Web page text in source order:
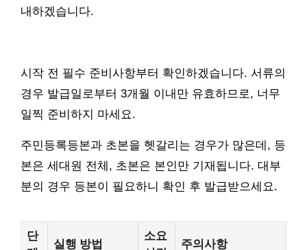
내하겠습니다.
시작 전 필수 준비사항부터 확인하겠습니다. 서류의
경우 발급일로부터 3개월 이내만 유효하므로, 너무
일찍 준비하지 마세요.
주민등록등본과 초본을 헷갈리는 경우가 많은데, 등
본은 세대원 전체, 초본은 본인만 기재됩니다. 대부
분의 경우 등본이 필요하니 확인 후 발급받으세요.
단
실행 방법
소요
주의사항